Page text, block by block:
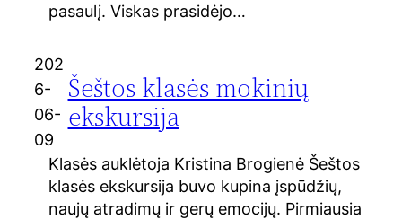
pasaulį. Viskas prasidėjo…
202
6-
06-
09
Šeštos klasės mokinių
ekskursija
Klasės auklėtoja Kristina Brogienė Šeštos
klasės ekskursija buvo kupina įspūdžių,
naujų atradimų ir gerų emocijų. Pirmiausia